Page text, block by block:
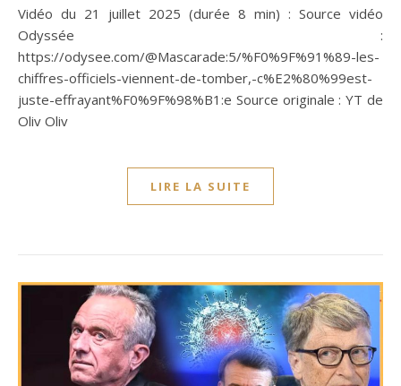
Vidéo du 21 juillet 2025 (durée 8 min) : Source vidéo
Odyssée :
https://odysee.com/@Mascarade:5/%F0%9F%91%89-les-
chiffres-officiels-viennent-de-tomber,-c%E2%80%99est-
juste-effrayant%F0%9F%98%B1:e Source originale : YT de
Oliv Oliv
LIRE LA SUITE